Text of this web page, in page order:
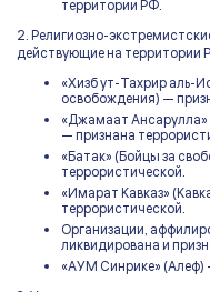
территории РФ.
2. Религиозно-
действующие на территории
«Хизб ут-Тахрир аль-
освобождения) —
«Джамаат Ансарулла»
— признана
«Батак» (Бойцы за
террористической.
«Имарат Кавказ»
террористической.
Организации,
ликвидирована и
«АУМ Синрике» (Алеф)